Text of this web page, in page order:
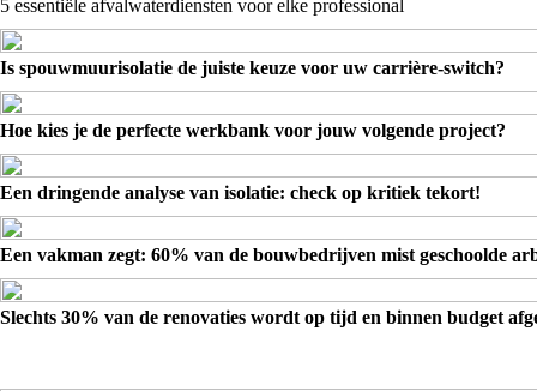
5 essentiële afvalwaterdiensten voor elke professional
Is spouwmuurisolatie de juiste keuze voor uw carrière-switch?
Hoe kies je de perfecte werkbank voor jouw volgende project?
Een dringende analyse van isolatie: check op kritiek tekort!
Een vakman zegt: 60% van de bouwbedrijven mist geschoolde
Slechts 30% van de renovaties wordt op tijd en binnen budget